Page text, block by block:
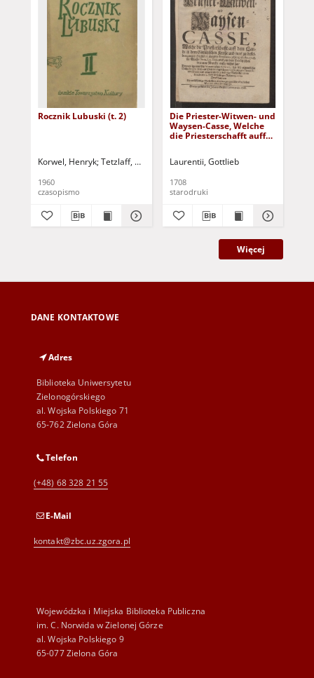
Rocznik Lubuski (t. 2)
Korwel, Henryk Tetzlaff, Wanda Rutkowski, Zygmunt
1960
czasopismo
Die Priester-Witwen- und
Waysen-Casse, Welche
die Priesterschafft auff
Ao 1708 ... auffgerichtet
Laurentii, Gottlieb
1708
starodruki
Więcej
DANE KONTAKTOWE
Adres
Biblioteka Uniwersytetu
Zielonogórskiego
al. Wojska Polskiego 71
65-762 Zielona Góra
Telefon
(+48) 68 328 21 55
E-Mail
kontakt@zbc.uz.zgora.pl
Wojewódzka i Miejska Biblioteka Publiczna
im. C. Norwida w Zielonej Górze
al. Wojska Polskiego 9
65-077 Zielona Góra